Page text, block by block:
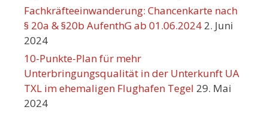
Fachkräfteeinwanderung: Chancenkarte nach
§ 20a & §20b AufenthG ab 01.06.2024 2. Juni
2024
10-Punkte-Plan für mehr
Unterbringungsqualität in der Unterkunft UA
TXL im ehemaligen Flughafen Tegel 29. Mai
2024